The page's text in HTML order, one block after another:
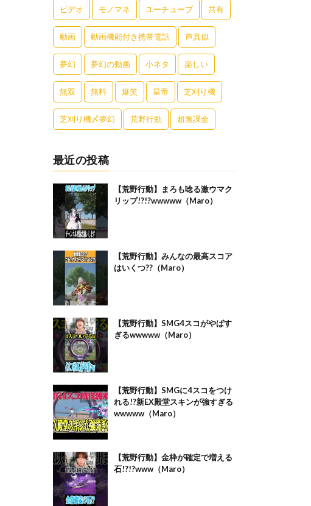
ビデオ モノマネ ユーチューブ 共有
動画 動画機能付き携帯電話 声真似
夢幻 夢幻の動画 小ネタ 楽しい
無双 無料 爆笑 皇帝 芝刈り機
芝刈り機〆夢幻 荒野行動 超無課金
最近の投稿
【荒野行動】まろも唸る激ウマク
リップ!?!?wwwww（Maro）
【荒野行動】みんなの最高スコア
はいくつ??（Maro）
【荒野行動】SMG4スコがやばす
ぎるwwwww（Maro）
【荒野行動】SMGに4スコをつけ
れる!?新EX殿堂スキンが強すぎる
wwwww（Maro）
【荒野行動】金枠が確定で増える
石!?!?www（Maro）